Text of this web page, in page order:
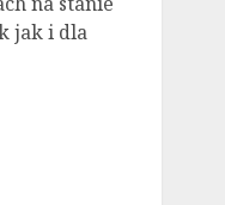
jak i dla